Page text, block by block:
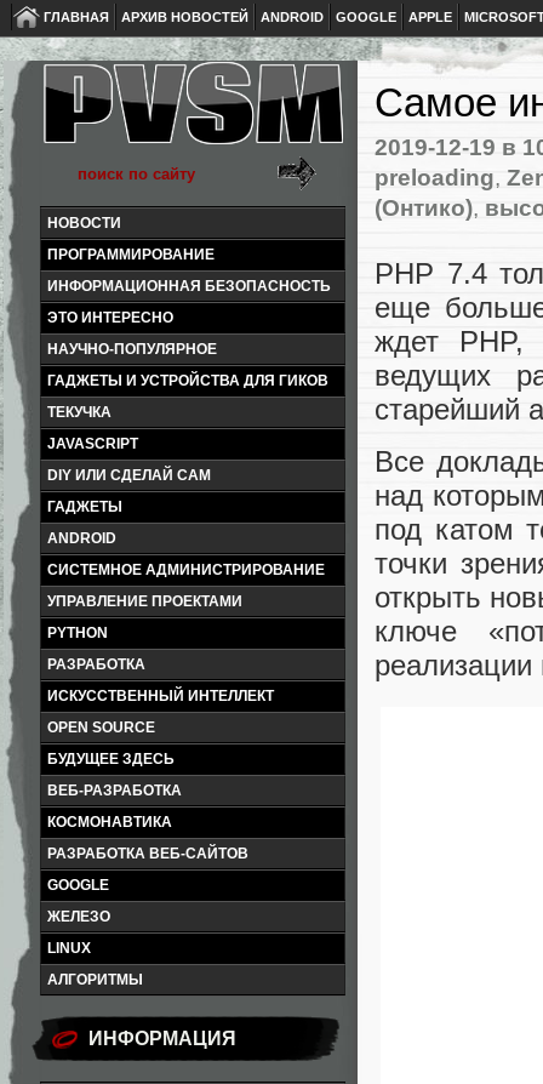
ГЛАВНАЯ АРХИВ НОВОСТЕЙ ANDROID GOOGLE APPLE
НОВОСТИ
ПРОГРАММИРОВАНИЕ
ИНФОРМАЦИОННАЯ БЕЗОПАСНОСТЬ
ЭТО ИНТЕРЕСНО
НАУЧНО-ПОПУЛЯРНОЕ
ГАДЖЕТЫ И УСТРОЙСТВА ДЛЯ ГИКОВ
ТЕКУЧКА
JAVASCRIPT
DIY ИЛИ СДЕЛАЙ САМ
ГАДЖЕТЫ
ANDROID
СИСТЕМНОЕ АДМИНИСТРИРОВАНИЕ
УПРАВЛЕНИЕ ПРОЕКТАМИ
PYTHON
РАЗРАБОТКА
ИСКУССТВЕННЫЙ ИНТЕЛЛЕКТ
OPEN SOURCE
БУДУЩЕЕ ЗДЕСЬ
ВЕБ-РАЗРАБОТКА
КОСМОНАВТИКА
РАЗРАБОТКА ВЕБ-САЙТОВ
GOOGLE
ЖЕЛЕЗО
LINUX
АЛГОРИТМЫ
ИНФОРМАЦИЯ
Самое
2019-12-19 в
preloading,
(Онтико),
PHP 7.4
еще
ждет PHP,
ведущих
старейший
Все
над
под катом
точки
открыть
ключе